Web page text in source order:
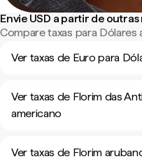
Envie USD a partir de
Compare taxas para
Ver taxas de Euro para
Ver taxas de Florim das
americano
Ver taxas de Florim